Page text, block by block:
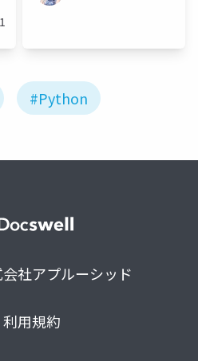
#Python
社アプルーシッド
利用規約